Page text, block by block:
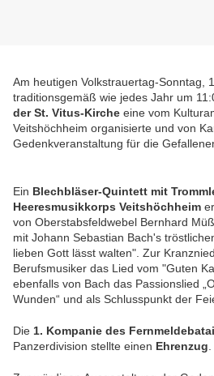
Am heutigen Volkstrauertag-Sonntag,
traditionsgemäß wie jedes Jahr um
der St. Vitus-Kirche eine vom
Veitshöchheim organisierte und von
Gedenkveranstaltung für die
Ein Blechbläser-Quintett mit
Heeresmusikkorps Veitshöchheim
von Oberstabsfeldwebel Bernhard
mit Johann Sebastian Bach's
lieben Gott lässt walten". Zur
Berufsmusiker das Lied vom "Guten
ebenfalls von Bach das Passionslied
Wunden“ und als Schlusspunkt der
Die 1. Kompanie des
Panzerdivision stellte einen Ehrenzug